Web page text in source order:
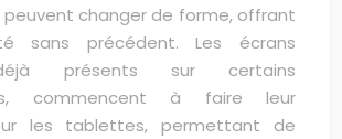
peuvent changer de forme, offrant
sans précédent. Les écrans
présents sur certains
commencent à faire leur
les tablettes, permettant de